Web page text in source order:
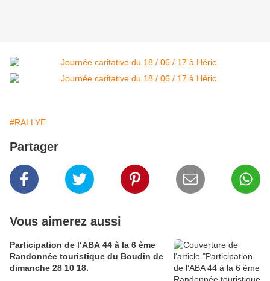
#RALLYE
Partager
Vous aimerez aussi
Participation de l‘ABA 44 à la 6 ème
Randonnée touristique du Boudin de
dimanche 28 10 18.